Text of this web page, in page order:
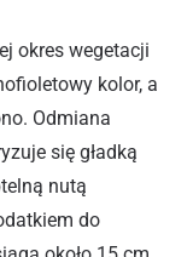
okres wegetacji
kolor, a
Odmiana
się gładką
nutą
do